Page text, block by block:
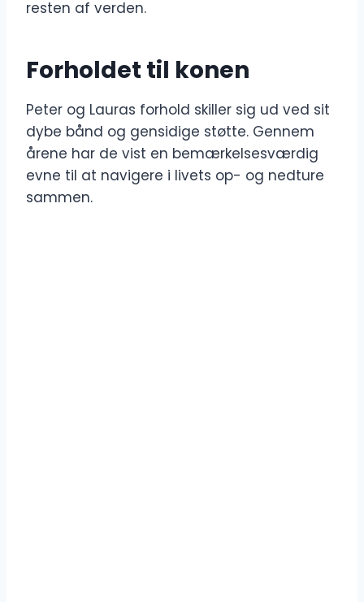
resten af verden.
Forholdet til konen
Peter og Lauras forhold skiller sig ud ved sit
dybe bånd og gensidige støtte. Gennem
årene har de vist en bemærkelsesværdig
evne til at navigere i livets op- og nedture
sammen.